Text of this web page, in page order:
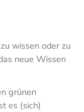
wissen oder zu
neue Wissen
grünen
es (sich)